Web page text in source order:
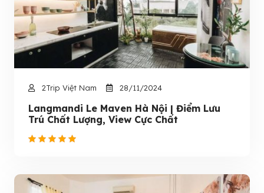
2Trip Việt Nam 28/11/2024
Langmandi Le Maven Hà Nội | Điểm Lưu
Trú Chất Lượng, View Cực Chất